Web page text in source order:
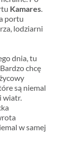
Kamares.
portu
lodziarni
dnia, tu
chcę
są niemal
wiatr.
w samej